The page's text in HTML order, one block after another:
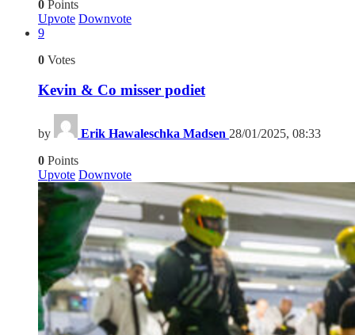
0 Points
Upvote Downvote
9
0 Votes
Kevin & Co misser podiet
by Erik Hawaleschka Madsen 28/01/2025, 08:33
0 Points
Upvote Downvote